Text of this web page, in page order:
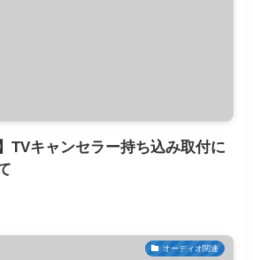
TVキャンセラー持ち込み取付に
オーディオ関連